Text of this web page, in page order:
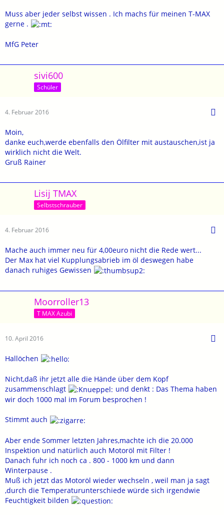
Muss aber jeder selbst wissen . Ich machs für meinen T-MAX
gerne .
MfG Peter
sivi600
Schüler
4. Februar 2016
Moin,
danke euch,werde ebenfalls den Ölfilter mit austauschen,ist ja
wirklich nicht die Welt.
Gruß Rainer
Lisij TMAX
Selbstschrauber
4. Februar 2016
Mache auch immer neu für 4,00euro nicht die Rede wert...
Der Max hat viel Kupplungsabrieb im öl deswegen habe
danach ruhiges Gewissen
Moorroller13
T MAX Azubi
10. April 2016
Hallöchen
Nicht,daß ihr jetzt alle die Hände über dem Kopf
zusammenschlagt
und denkt : Das Thema haben
wir doch 1000 mal im Forum besprochen !
Stimmt auch
Aber ende Sommer letzten Jahres,machte ich die 20.000
Inspektion und natürlich auch Motoröl mit Filter !
Danach fuhr ich noch ca . 800 - 1000 km und dann
Winterpause .
Muß ich jetzt das Motoröl wieder wechseln , weil man ja sagt
,durch die Temperaturunterschiede würde sich irgendwie
Feuchtigkeit bilden